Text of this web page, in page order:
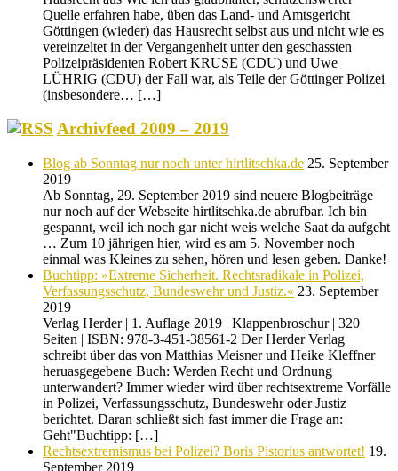
Quelle erfahren habe, üben das Land- und Amtsgericht
Göttingen (wieder) das Hausrecht selbst aus und nicht wie es
vereinzeltet in der Vergangenheit unter den geschassten
Polizeipräsidenten Robert KRUSE (CDU) und Uwe
LÜHRIG (CDU) der Fall war, als Teile der Göttinger Polizei
(insbesondere… […]
Archivfeed 2009 – 2019
Blog ab Sonntag nur noch unter hirtlitschka.de 25. September
2019
Ab Sonntag, 29. September 2019 sind neuere Blogbeiträge
nur noch auf der Webseite hirtlitschka.de abrufbar. Ich bin
gespannt, weil ich noch gar nicht weis welche Saat da aufgeht
… Zum 10 jährigen hier, wird es am 5. November noch
einmal was Kleines zu sehen, hören und lesen geben. Danke!
Buchtipp: »Extreme Sicherheit. Rechtsradikale in Polizei,
Verfassungsschutz, Bundeswehr und Justiz.« 23. September
2019
Verlag Herder | 1. Auflage 2019 | Klappenbroschur | 320
Seiten | ISBN: 978-3-451-38561-2 Der Herder Verlag
schreibt über das von Matthias Meisner und Heike Kleffner
heruasgegebene Buch: Werden Recht und Ordnung
unterwandert? Immer wieder wird über rechtsextreme Vorfälle
in Polizei, Verfassungsschutz, Bundeswehr oder Justiz
berichtet. Daran schließt sich fast immer die Frage an:
Geht"Buchtipp: […]
Rechtsextremismus bei Polizei? Boris Pistorius antwortet! 19.
September 2019